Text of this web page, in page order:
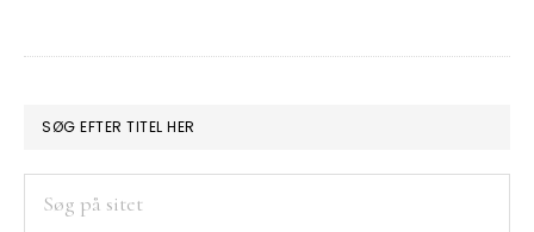
PRIMÆR
SIDEBAR
SØG EFTER TITEL HER